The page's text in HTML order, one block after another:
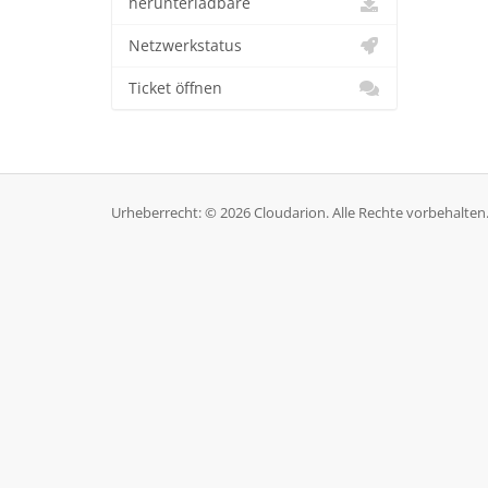
Netzwerkstatus
Ticket öffnen
Urheberrecht: © 2026 Cloudarion. Alle Rechte vorbehalten.